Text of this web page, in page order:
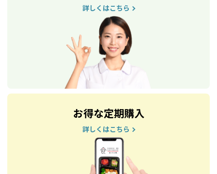
詳しくはこちら
お得な定期購入
詳しくはこちら